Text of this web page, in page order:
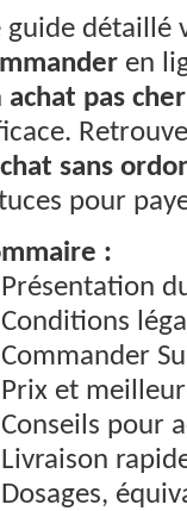
guide
en
achat pas cher
sans
pour
:
et
pour